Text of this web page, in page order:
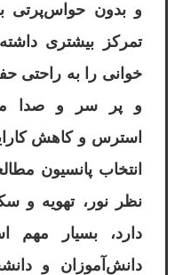
و بدون حواس‌پرتی
تمرکز بیشتری
خوانی را به راحتی
و پر سر و صدا
استرس و کاهش
نظر نور، تهویه و
دارد، بسیار مهم
دانش‌آموزان و